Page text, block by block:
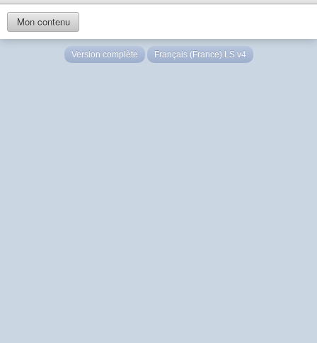
Mon contenu
Version complète Français (France) LS v4